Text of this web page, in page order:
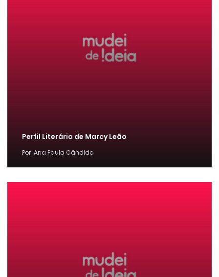
Perfil Literário de Marcy Leão
Por Ana Paula Cândido